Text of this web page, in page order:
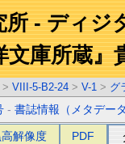
所 - ディジ
文庫所蔵』
> VIII-5-B2-24 > V-1 > グ
-書誌情報（メタデー
解像度 PDF